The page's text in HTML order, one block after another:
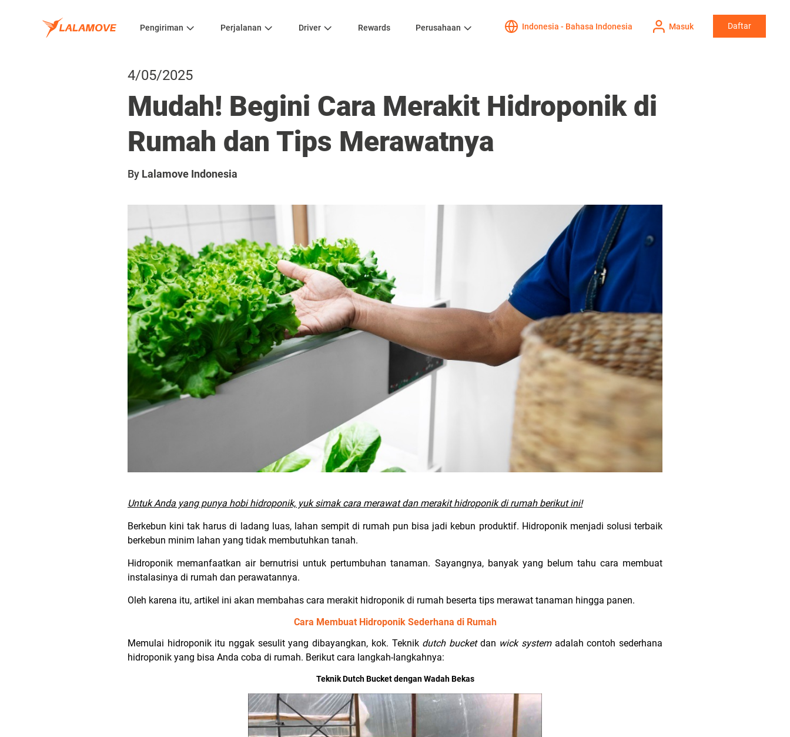
Pengiriman Perjalanan Driver Rewards Perusahaan Indonesia - Bahasa Indonesia Masuk Daftar
4/05/2025
Mudah! Begini Cara Merakit Hidroponik di
Rumah dan Tips Merawatnya
By Lalamove Indonesia
Untuk Anda yang punya hobi hidroponik, yuk simak cara merawat dan merakit hidroponik di rumah berikut ini!
Berkebun kini tak harus di ladang luas, lahan sempit di rumah pun bisa jadi kebun produktif. Hidroponik menjadi solusi terbaik
berkebun minim lahan yang tidak membutuhkan tanah.
Hidroponik memanfaatkan air bernutrisi untuk pertumbuhan tanaman. Sayangnya, banyak yang belum tahu cara membuat
instalasinya di rumah dan perawatannya.
Oleh karena itu, artikel ini akan membahas cara merakit hidroponik di rumah beserta tips merawat tanaman hingga panen.
Cara Membuat Hidroponik Sederhana di Rumah
Memulai hidroponik itu nggak sesulit yang dibayangkan, kok. Teknik dutch bucketdan wick systemadalah contoh sederhana
hidroponik yang bisa Anda coba di rumah. Berikut cara langkah-langkahnya:
Teknik Dutch Bucket dengan Wadah Bekas